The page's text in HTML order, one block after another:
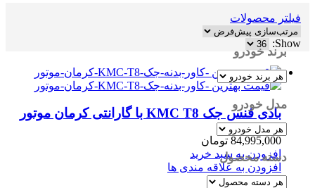
برند خودرو
مدل خودرو
دسته محصول
فیلتر محصولات
Show:
بادی فنس جک KMC T8 با گارانتی کرمان موتور
84,995,000 تومان
افزودن به سبد خرید
افزودن به علاقه مندی ها
مشاهده سریع